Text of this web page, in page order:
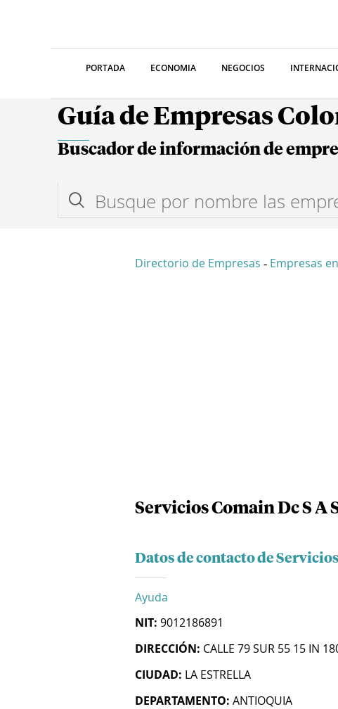
PORTADA ECONOMIA NEGOCIOS
Guía de Empresas
Buscador de información de
Directorio de Empresas - Empresas
Servicios Comain Dc S A
Datos de contacto de Servicios
Ayuda
NIT: 9012186891
DIRECCIÓN: CALLE 79 SUR 55 15 IN
CIUDAD: LA ESTRELLA
DEPARTAMENTO: ANTIOQUIA